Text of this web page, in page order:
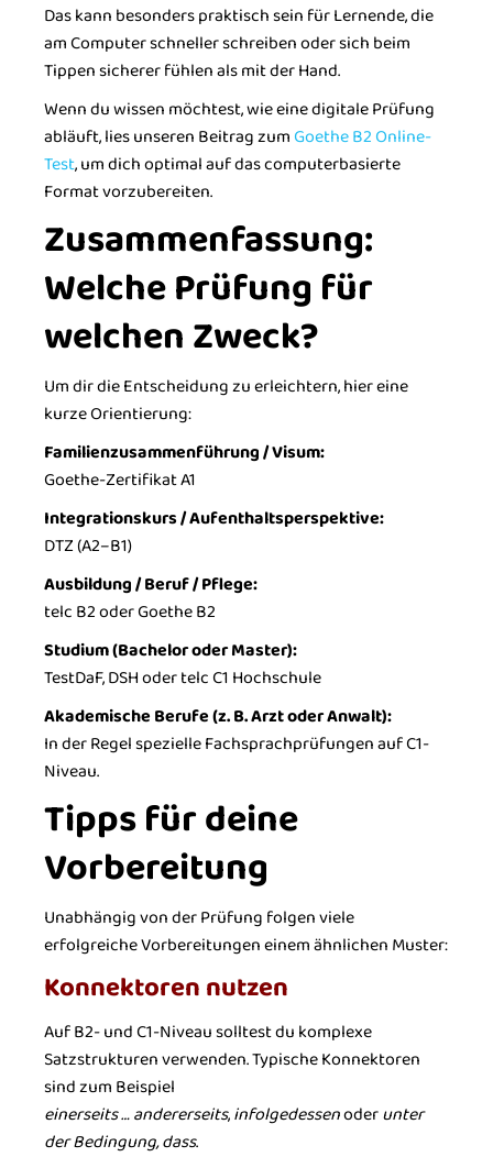
Das kann besonders praktisch sein für Lernende, die
am Computer schneller schreiben oder sich beim
Tippen sicherer fühlen als mit der Hand.
Wenn du wissen möchtest, wie eine digitale Prüfung
abläuft, lies unseren Beitrag zum Goethe B2 Online-
Test, um dich optimal auf das computerbasierte
Format vorzubereiten.
Zusammenfassung:
Welche Prüfung für
welchen Zweck?
Um dir die Entscheidung zu erleichtern, hier eine
kurze Orientierung:
Familienzusammenführung / Visum:
Goethe-Zertifikat A1
Integrationskurs / Aufenthaltsperspektive:
DTZ (A2–B1)
Ausbildung / Beruf / Pflege:
telc B2 oder Goethe B2
Studium (Bachelor oder Master):
TestDaF, DSH oder telc C1 Hochschule
Akademische Berufe (z. B. Arzt oder Anwalt):
In der Regel spezielle Fachsprachprüfungen auf C1-
Niveau.
Tipps für deine
Vorbereitung
Unabhängig von der Prüfung folgen viele
erfolgreiche Vorbereitungen einem ähnlichen Muster:
Konnektoren nutzen
Auf B2- und C1-Niveau solltest du komplexe
Satzstrukturen verwenden. Typische Konnektoren
sind zum Beispiel
einerseits … andererseits,infolgedessenoderunter
der Bedingung, dass.